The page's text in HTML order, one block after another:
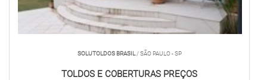
SOLUTOLDOS BRASIL/ SÃO PAULO - SP
TOLDOS E COBERTURAS PREÇOS